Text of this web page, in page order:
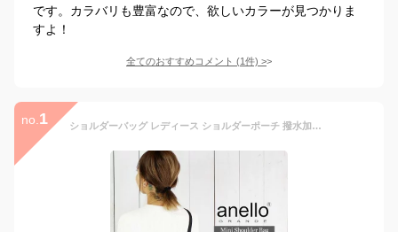
です。カラバリも豊富なので、欲しいカラーが見つかりま
すよ！
全てのおすすめコメント (1件) >
no. 1 ショルダーバッグ レディース ショルダーポーチ 撥水加工 アネロ ミニショルダーバッグ レディース 斜めがけ バッグ かわいい おしゃれ ブランド anello トラベルポーチ ミニバッグ スポーツ フェス 旅行 サブバッグ トラベルバッグ 撥水 サコッシュ アウトドア 財布機能付き